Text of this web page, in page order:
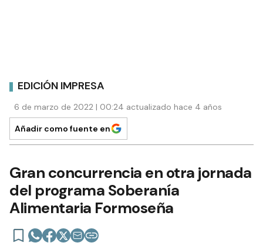
EDICIÓN IMPRESA
6 de marzo de 2022 | 00:24 actualizado hace 4 años
Añadir como fuente en
Gran concurrencia en otra jornada
del programa Soberanía
Alimentaria Formoseña